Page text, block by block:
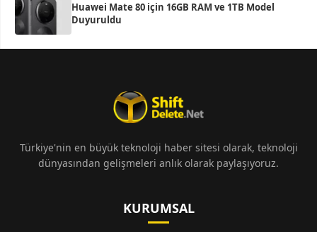
Huawei Mate 80 için 16GB RAM ve 1TB Model
Duyuruldu
Türkiye'nin en büyük teknoloji haber sitesi olarak, teknoloji
dünyasından gelişmeleri anlık olarak paylaşıyoruz.
KURUMSAL